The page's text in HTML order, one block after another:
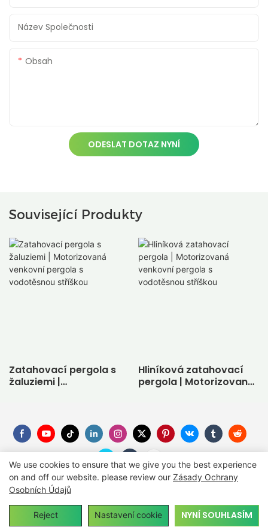
Název Společnosti
Obsah
ODESLAT DOTAZ NYNÍ
Související Produkty
Zatahovací pergola s
žaluziemi |
Hliníková zatahovací
pergola | Motorizovaná
Copyright © 2026 SUNC Suncgroup.com|Sitemap
We use cookies to ensure that we give you the best experience
on and off our website. please review our Zásady Ochrany
Osobních Údajů
Reject Nastavení cookie NYNÍ SOUHLASÍM